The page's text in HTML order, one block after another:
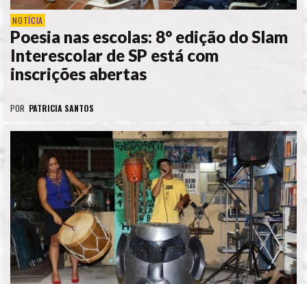
NOTÍCIA
Poesia nas escolas: 8° edição do Slam
Interescolar de SP está com
inscrições abertas
POR PATRICIA SANTOS